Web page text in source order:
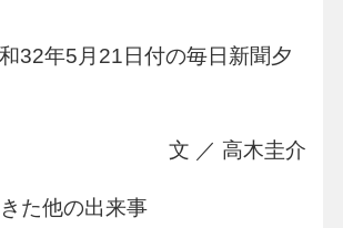
32年5月21日付の毎日新聞夕
文 ／ 高木圭介
た他の出来事